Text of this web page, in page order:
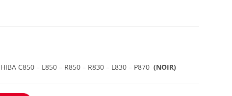
C850 – L850 – R850 – R830 – L830 – P870 (NOIR)